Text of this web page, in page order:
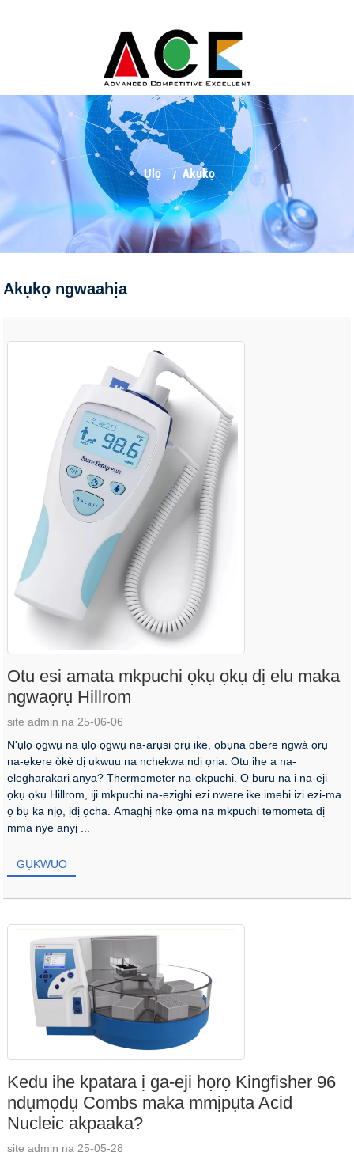
Ụlọ Akụkọ
Akụkọ ngwaahịa
Otu esi amata mkpuchi ọkụ ọkụ dị elu maka
ngwaọrụ Hillrom
site admin na 25-06-06
N'ụlọ ọgwụ na ụlọ ọgwụ na-arụsi ọrụ ike, ọbụna obere ngwá ọrụ
na-ekere òkè dị ukwuu na nchekwa ndị ọrịa. Otu ihe a na-
elegharakarị anya? Thermometer na-ekpuchi. Ọ bụrụ na ị na-eji
ọkụ ọkụ Hillrom, iji mkpuchi na-ezighi ezi nwere ike imebi izi ezi-ma
ọ bụ ka njọ, ịdị ọcha. Amaghị nke ọma na mkpuchi temometa dị
mma nye anyị ...
GỤKWUO
Kedu ihe kpatara ị ga-eji họrọ Kingfisher 96
ndụmọdụ Combs maka mmịpụta Acid
Nucleic akpaaka?
site admin na 25-05-28